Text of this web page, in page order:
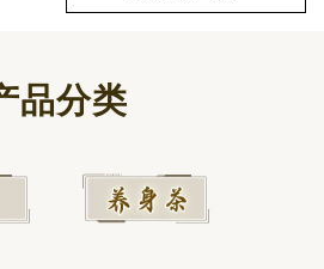
品分类